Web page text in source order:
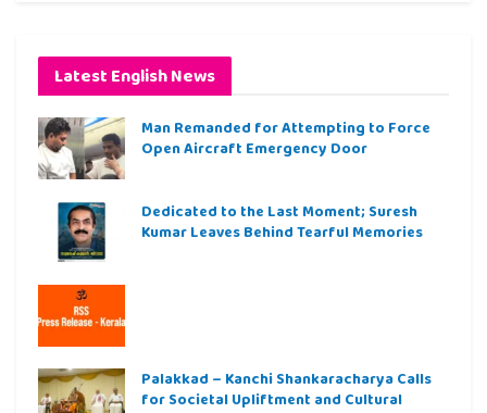
Latest English News
Man Remanded for Attempting to Force
Open Aircraft Emergency Door
Dedicated to the Last Moment; Suresh
Kumar Leaves Behind Tearful Memories
Palakkad – Kanchi Shankaracharya Calls
for Societal Upliftment and Cultural